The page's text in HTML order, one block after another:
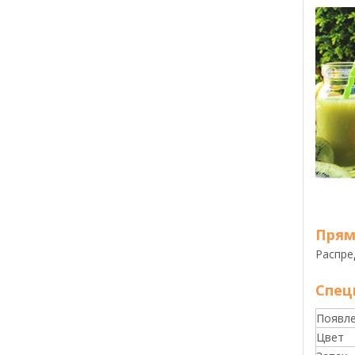
Цвет